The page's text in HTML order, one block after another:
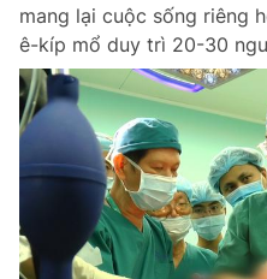
mang lại cuộc sống riêng
ê-kíp mổ duy trì 20-30